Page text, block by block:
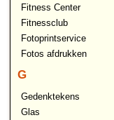
Fitness Center
Fitnessclub
Fotoprintservice
Fotos afdrukken
G
Gedenktekens
Glas